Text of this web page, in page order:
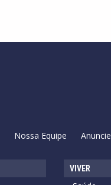
Nossa Equipe Anuncie
VIVER